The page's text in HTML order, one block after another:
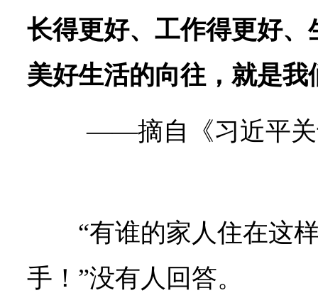
长得更好、工作得更好
美好生活的向往，就是
——摘自《习近平关
“有谁的家人住在这
手！”没有人回答。